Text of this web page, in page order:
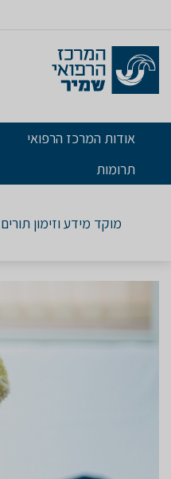
אודות המרכז הרפואי
תרומות
מוקד מידע וזימון תורים